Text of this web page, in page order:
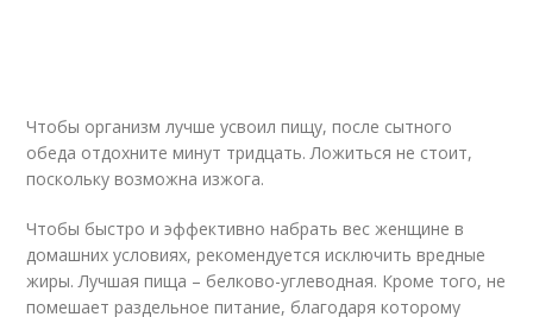
Чтобы организм лучше усвоил пищу, после сытного
обеда отдохните минут тридцать. Ложиться не стоит,
поскольку возможна изжога.
Чтобы быстро и эффективно набрать вес женщине в
домашних условиях, рекомендуется исключить вредные
жиры. Лучшая пища – белково-углеводная. Кроме того, не
помешает раздельное питание, благодаря которому